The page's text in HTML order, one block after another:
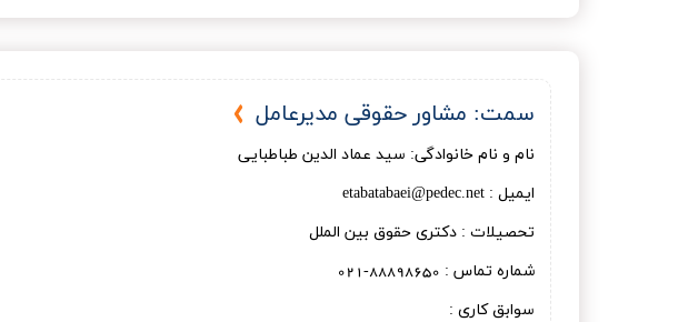
سمت: مشاور حقوقی مدیرعامل
نام و نام خانوادگی: سید عماد الدین طباطبایی
ایمیل : etabatabaei@pedec.net
تحصیلات : دكتری حقوق بين الملل
شماره تماس : 88898650-021
سوابق کاری :